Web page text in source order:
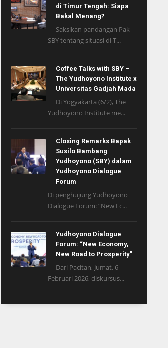
di Timur Tengah: Siapa
Bakal Menang?
Saksikan pandangan Pak
SBY tentang situasi di T...
Coffee Talks with SBY –
The Yudhoyono Institute x
Universitas Gadjah Mada
Di Yogyakarta (6/2), The
Yudhoyono Institute me...
Closing Remarks Bapak
Susilo Bambang
Yudhoyono (SBY) dalam
Yudhoyono Dialogue
Forum
Di penghujung Yudhoyono
Dialogue Forum: “New Ec...
Yudhoyono Dialogue
Forum: “New Economy,
New Road to Prosperity”
Dari Pacitan, Jumat, 6
Februari 2026, diskursus...